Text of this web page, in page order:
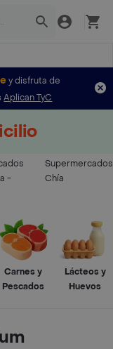
y disfruta de
Aplican TyC
-
Supermercados
Chía
Carnes y
Pescados
Lácteos y
Huevos